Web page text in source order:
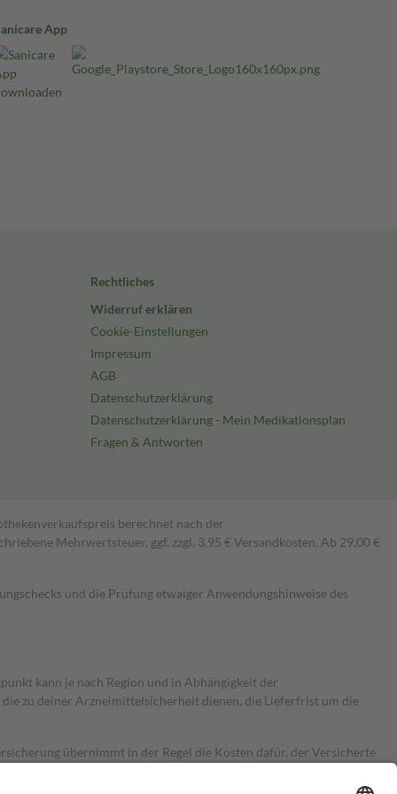
App
Rechtliches
Widerruf erklären
Cookie-Einstellungen
Impressum
AGB
Datenschutzerklärung
Datenschutzerklärung - Mein Medikationsplan
Fragen & Antworten
berechnet nach der
Mehrwertsteuer, ggf. zzgl. 3,95 € Versandkosten. Ab 29,00 €
und die Prüfung etwaiger Anwendungshinweise des
kann je nach Region und in Abhängigkeit der
zu deiner Arzneimittelsicherheit dienen, die Lieferfrist um die
übernimmt in der Regel die Kosten dafür, der Versicherte
Es sind jedoch nie mehr als die tatsächlichen Kosten der Leistung